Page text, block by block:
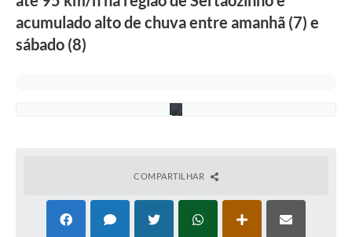
Transparência
Arquivos para Download
acumulado alto de chuva entre amanhã (7) e
sábado (8)
v
u
COMPARTILHAR